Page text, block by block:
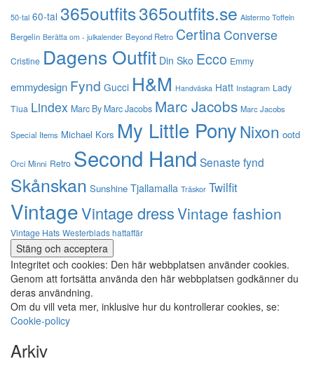
50-tal 60-tal 365outfits365outfits.se Alstermo Toffeln
Bergelin Berätta om - julkalender Beyond Retro CertinaConverse
Cristine Dagens Outfit Din Sko Ecco Emmy
emmydesign Fynd Gucci H&M Handväska Hatt Instagram Lady
Tiua Lindex Marc By Marc Jacobs Marc Jacobs Marc Jacobs
Special Items Michael Kors My Little PonyNixon ootd
Orci Minni Retro Second Hand Senaste fynd
Skånskan Sunshine Tjallamalla Träskor Twilfit
VintageVintage dressVintage fashion
Vintage Hats Westerblads hattaffär
Integritet och cookies: Den här webbplatsen använder cookies.
Genom att fortsätta använda den här webbplatsen godkänner du
deras användning.
Om du vill veta mer, inklusive hur du kontrollerar cookies, se:
Cookie-policy
Arkiv